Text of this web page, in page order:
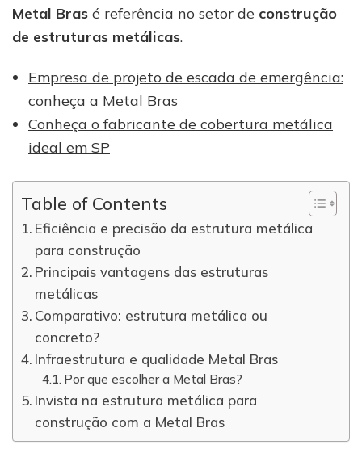
Metal Bras é referência no setor de construção
de estruturas metálicas.
Empresa de projeto de escada de emergência:
conheça a Metal Bras
Conheça o fabricante de cobertura metálica
ideal em SP
Table of Contents
Eficiência e precisão da estrutura metálica
para construção
Principais vantagens das estruturas
metálicas
Comparativo: estrutura metálica ou
concreto?
Infraestrutura e qualidade Metal Bras
Por que escolher a Metal Bras?
Invista na estrutura metálica para
construção com a Metal Bras